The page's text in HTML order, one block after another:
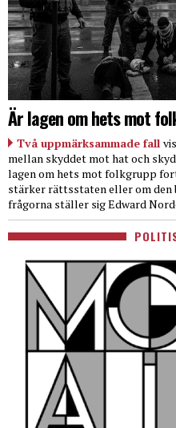
Är lagen om hets mot
Två uppmärksammade fall
mellan skyddet mot hat och
lagen om hets mot folkgrupp
stärker rättsstaten eller om
frågorna ställer sig Edward